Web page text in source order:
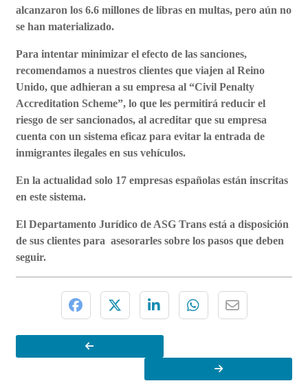
alcanzaron los 6.6 millones de libras en multas, pero aún no
se han materializado.
Para intentar minimizar el efecto de las sanciones,
recomendamos a nuestros clientes que viajen al Reino
Unido, que adhieran a su empresa al “Civil Penalty
Accreditation Scheme”, lo que les permitirá reducir el
riesgo de ser sancionados, al acreditar que su empresa
cuenta con un sistema eficaz para evitar la entrada de
inmigrantes ilegales en sus vehículos.
En la actualidad solo 17 empresas españolas están inscritas
en este sistema.
El Departamento Jurídico de ASG Trans está a disposición
de sus clientes para asesorarles sobre los pasos que deben
seguir.